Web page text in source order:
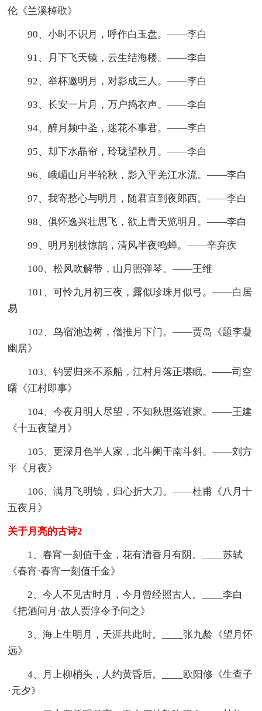
伦《兰溪棹歌》
90、小时不识月，呼作白玉盘。——李白
91、月下飞天镜，云生结海楼。——李白
92、举杯邀明月，对影成三人。——李白
93、长安一片月，万户捣衣声。——李白
94、醉月频中圣，迷花不事君。——李白
95、却下水晶帘，玲珑望秋月。——李白
96、峨嵋山月半轮秋，影入平羌江水流。——李白
97、我寄愁心与明月，随君直到夜郎西。——李白
98、俱怀逸兴壮思飞，欲上青天览明月。——李白
99、明月别枝惊鹊，清风半夜鸣蝉。——辛弃疾
100、松风吹解带，山月照弹琴。——王维
101、可怜九月初三夜，露似珍珠月似弓。——白居
易
102、鸟宿池边树，僧推月下门。——贾岛《题李凝
幽居》
103、钓罢归来不系船，江村月落正堪眠。——司空
曙《江村即事》
104、今夜月明人尽望，不知秋思落谁家。——王建
《十五夜望月》
105、更深月色半人家，北斗阑干南斗斜。——刘方
平《月夜》
106、满月飞明镜，归心折大刀。——杜甫《八月十
五夜月》
关于月亮的古诗2
1、春宵一刻值千金，花有清香月有阴。____苏轼
《春宵·春宵一刻值千金》
2、今人不见古时月，今月曾经照古人。____李白
《把酒问月·故人贾淳令予问之》
3、海上生明月，天涯共此时。____张九龄《望月怀
远》
4、月上柳梢头，人约黄昏后。____欧阳修《生查子
·元夕》